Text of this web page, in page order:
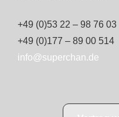
+49 (0)53 22 – 98 76 03
+49 (0)177 – 89 00 514
info@superchan.de